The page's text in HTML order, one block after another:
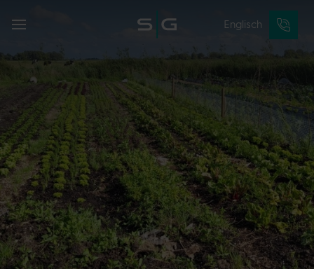
Englisch